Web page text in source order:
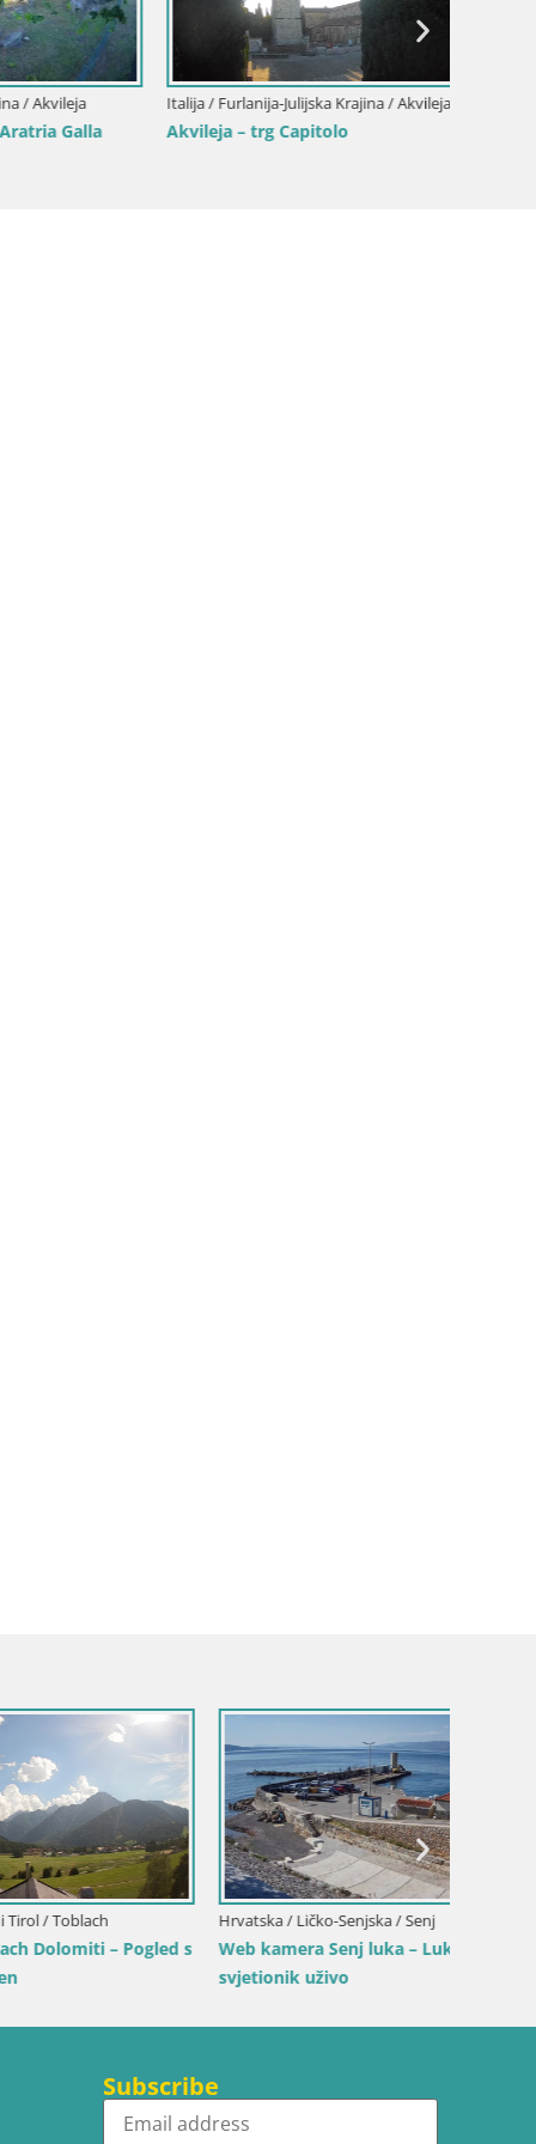
Italija / Furlanija-Julijska Krajina / Akvileja
Akvileja – trg Capitolo
Pogled s
Hrvatska / Ličko-Senjska / Senj
Web kamera Senj luka – Lukobran i
svjetionik uživo
Subscribe